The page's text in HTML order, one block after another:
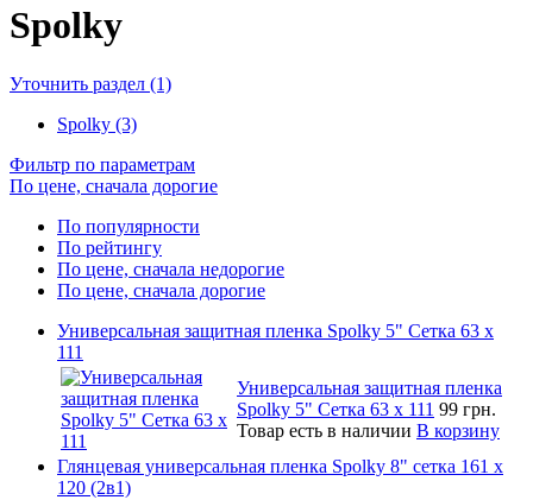
Spolky
Уточнить раздел (1)
Spolky (3)
Фильтр по параметрам
По цене, сначала дорогие
По популярности
По рейтингу
По цене, сначала недорогие
По цене, сначала дорогие
Универсальная защитная пленка Spolky 5" Сетка 63 x
111
Универсальная защитная пленка
Spolky 5" Сетка 63 x 111 99 грн.
Товар есть в наличии В корзину
Глянцевая универсальная пленка Spolky 8" сетка 161 х
120 (2в1)